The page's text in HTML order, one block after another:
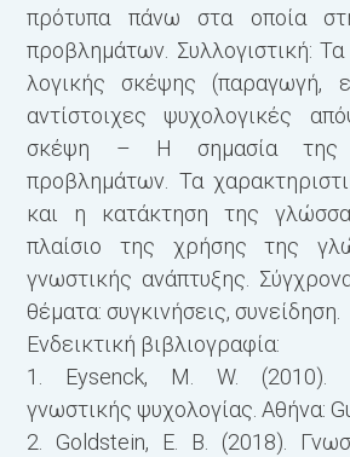
πρότυπα πάνω στα οποία
προβλημάτων. Συλλογιστική:
λογικής σκέψης (παραγωγή,
αντίστοιχες ψυχολογικές
σκέψη – Η σημασία της
προβλημάτων. Τα
και η κατάκτηση της
πλαίσιο της χρήσης της
γνωστικής ανάπτυξης.
θέματα: συγκινήσεις, συνείδηση.
Ενδεικτική βιβλιογραφία:
1. Eysenck, M. W. (2010).
γνωστικής ψυχολογίας. Αθήνα:
2. Goldstein, E. B. (2018).